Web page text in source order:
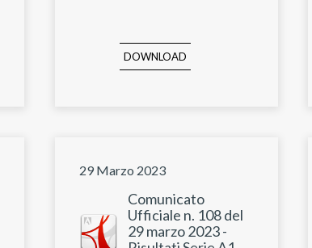
DOWNLOAD
29 Marzo 2023
Comunicato
Ufficiale n. 108 del
29 marzo 2023 -